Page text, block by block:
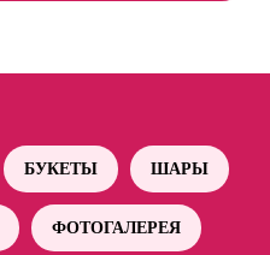
БУКЕТЫ ШАРЫ
ФОТОГАЛЕРЕЯ